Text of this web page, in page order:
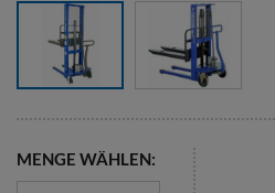
MENGE WÄHLEN: